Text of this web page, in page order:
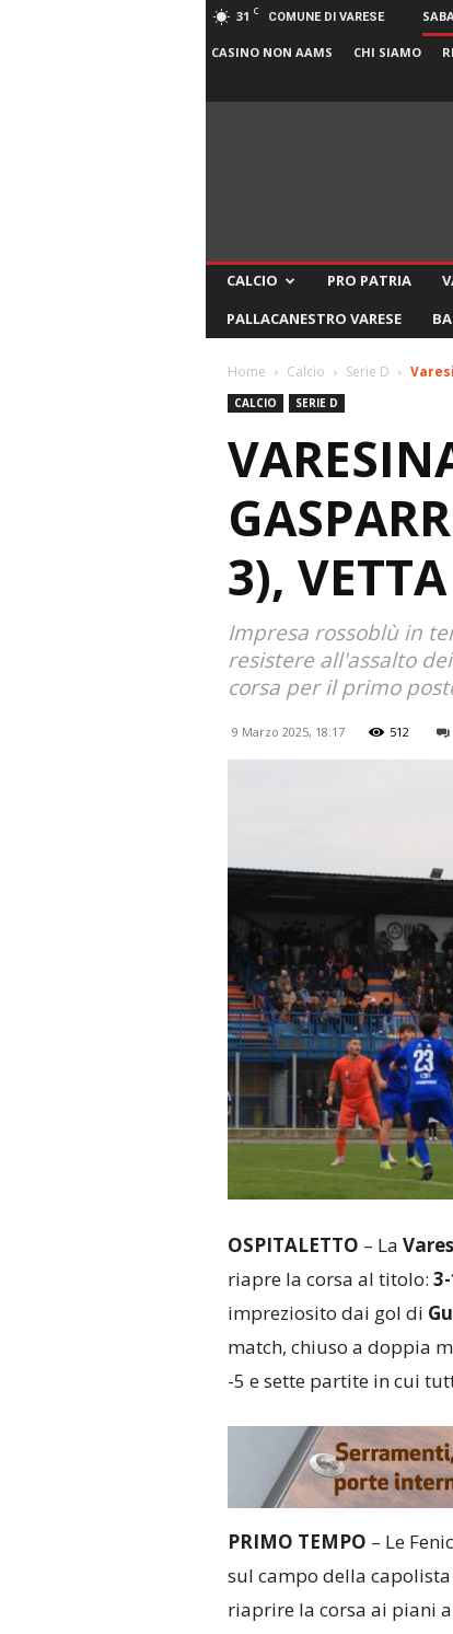
31 C COMUNE DI VARESE
CASINO NON AAMS CHI SIAMO
CALCIO PRO PATRIA
PALLACANESTRO VARESE
Home Calcio Serie D
CALCIO SERIE D
3),
Impresa rossoblù in
resistere all'assalto
corsa per il primo
9 Marzo 2025, 18:17 512
OSPITALETTO – La
riapre la corsa al titolo:
impreziosito dai gol di
match, chiuso a doppia
-5 e sette partite in cui
PRIMO TEMPO – Le
sul campo della
riaprire la corsa ai piani